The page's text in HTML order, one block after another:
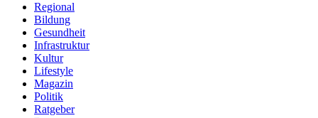
Regional
Bildung
Gesundheit
Infrastruktur
Kultur
Lifestyle
Magazin
Politik
Ratgeber